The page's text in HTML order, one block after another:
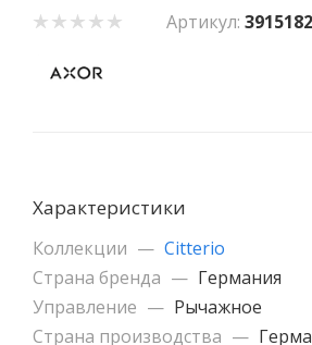
Артикул:
Характеристики
Коллекции — Citterio
Страна бренда — Германия
Управление — Рычажное
Страна производства —